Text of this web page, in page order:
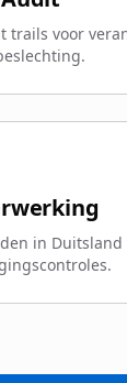
trails voor
in Duitsland